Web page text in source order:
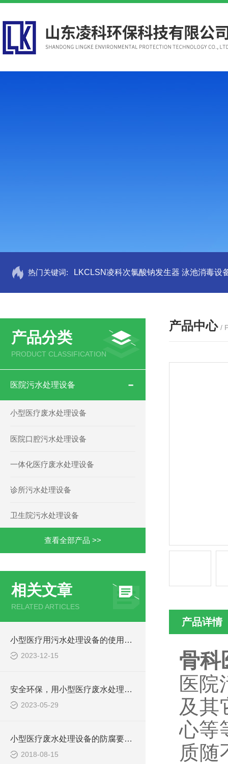
热门关键词: LKCLSN凌科次氯酸钠发生器 泳池消毒设
产品分类
PRODUCT CLASSIFICATION
医院污水处理设备
小型医疗废水处理设备
医院口腔污水处理设备
一体化医疗废水处理设备
诊所污水处理设备
卫生院污水处理设备
查看全部产品 >>
相关文章
RELATED ARTICLES
小型医疗用污水处理设备的使用注意事项
2023-12-15
安全环保，用小型医疗废水处理设备
2023-05-29
小型医疗废水处理设备的防腐要求你做到了吗
2018-08-15
产品中心 /
产品详情
骨科
医院
及其
心等
质随